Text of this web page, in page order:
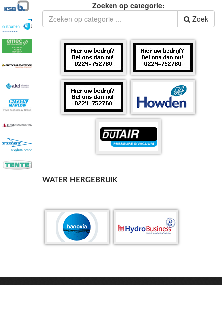
Zoeken op categorie:
Zoek
WATER HERGEBRUIK